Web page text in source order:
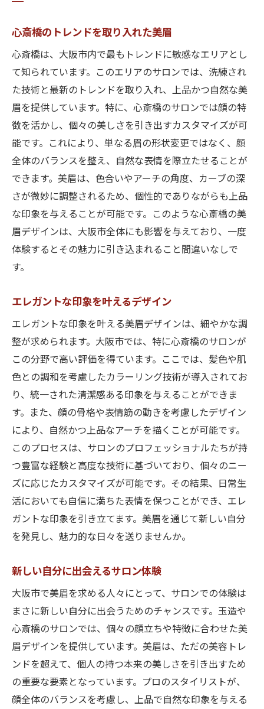
心斎橋のトレンドを取り入れた美眉
心斎橋は、大阪市内で最もトレンドに敏感なエリアとし
て知られています。このエリアのサロンでは、洗練され
た技術と最新のトレンドを取り入れ、上品かつ自然な美
眉を提供しています。特に、心斎橋のサロンでは顔の特
徴を活かし、個々の美しさを引き出すカスタマイズが可
能です。これにより、単なる眉の形状変更ではなく、顔
全体のバランスを整え、自然な表情を際立たせることが
できます。美眉は、色合いやアーチの角度、カーブの深
さが微妙に調整されるため、個性的でありながらも上品
な印象を与えることが可能です。このような心斎橋の美
眉デザインは、大阪市全体にも影響を与えており、一度
体験するとその魅力に引き込まれること間違いなしで
す。
エレガントな印象を叶えるデザイン
エレガントな印象を叶える美眉デザインは、細やかな調
整が求められます。大阪市では、特に心斎橋のサロンが
この分野で高い評価を得ています。ここでは、髪色や肌
色との調和を考慮したカラーリング技術が導入されてお
り、統一された清潔感ある印象を与えることができま
す。また、顔の骨格や表情筋の動きを考慮したデザイン
により、自然かつ上品なアーチを描くことが可能です。
このプロセスは、サロンのプロフェッショナルたちが持
つ豊富な経験と高度な技術に基づいており、個々のニー
ズに応じたカスタマイズが可能です。その結果、日常生
活においても自信に満ちた表情を保つことができ、エレ
ガントな印象を引き立てます。美眉を通じて新しい自分
を発見し、魅力的な日々を送りませんか。
新しい自分に出会えるサロン体験
大阪市で美眉を求める人々にとって、サロンでの体験は
まさに新しい自分に出会うためのチャンスです。玉造や
心斎橋のサロンでは、個々の顔立ちや特徴に合わせた美
眉デザインを提供しています。美眉は、ただの美容トレ
ンドを超えて、個人の持つ本来の美しさを引き出すため
の重要な要素となっています。プロのスタイリストが、
顔全体のバランスを考慮し、上品で自然な印象を与える